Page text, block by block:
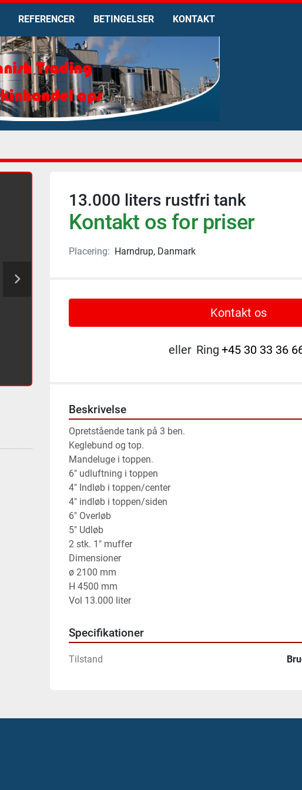
REFERENCER BETINGELSER KONTAKT
13.000 liters rustfri tank
Kontakt os for priser
Placering: Harndrup, Danmark
Kontakt os
eller Ring +45 30 33 36
Beskrivelse
Opretstående tank på 3 ben.
Keglebund og top.
Mandeluge i toppen.
6" udluftning i toppen
4" Indløb i toppen/center
4" indløb i toppen/siden
6" Overløb
5" Udløb
2 stk. 1" muffer
Dimensioner
ø 2100 mm
H 4500 mm
Vol 13.000 liter
Specifikationer
Tilstand